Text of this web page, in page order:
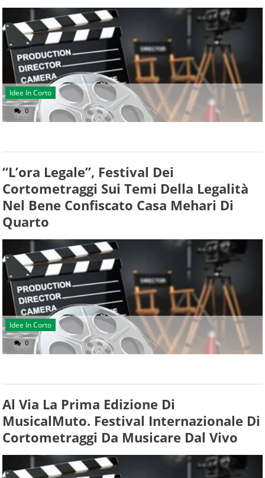
Idee In Corto
0
“L’ora Legale”, Festival Dei
Cortometraggi Sui Temi Della Legalità
Nel Bene Confiscato Casa Mehari Di
Quarto
Idee In Corto
0
Al Via La Prima Edizione Di
MusicalMuto. Festival Internazionale Di
Cortometraggi Da Musicare Dal Vivo